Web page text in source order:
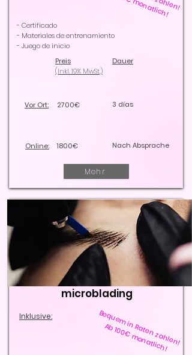
- Certificado
- Materiales de entrenamiento
- Juego de inicio
Preis
(Inkl. 19% MwSt.)
Dauer
Vor Ort: 2700€ 3 días
Online: 1800€ Nach Absprache
Mehr
microblading
Inklusive: Bequem in Raten zahlen!
Ab 100€ monatlich!